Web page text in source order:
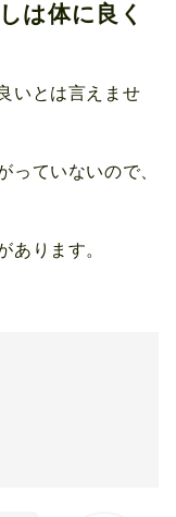
は体に良く
いとは言えませ
っていないので、
あります。